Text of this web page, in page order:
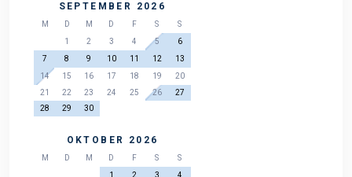
SEPTEMBER 2026
M D M D F S
S
1
2 3 4 5
6
7
8 9 10 11 12
13
14
15 16 17 18 19
20
21
22 23 24 25 26
27
28
29 30
OKTOBER 2026
M D M D F S
S
1
2 3
4